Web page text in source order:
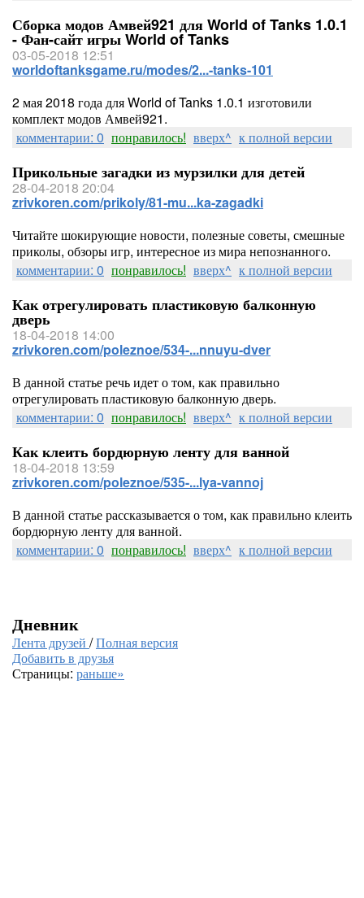
Сборка модов Амвей921 для World of Tanks 1.0.1
- Фан-сайт игры World of Tanks
03-05-2018 12:51
worldoftanksgame.ru/modes/2...-tanks-101
2 мая 2018 года для World of Tanks 1.0.1 изготовили
комплект модов Амвей921.
комментарии: 0 понравилось! вверх^ к полной версии
Прикольные загадки из мурзилки для детей
28-04-2018 20:04
zrivkoren.com/prikoly/81-mu...ka-zagadki
Читайте шокирующие новости, полезные советы, смешные
приколы, обзоры игр, интересное из мира непознанного.
комментарии: 0 понравилось! вверх^ к полной версии
Как отрегулировать пластиковую балконную
дверь
18-04-2018 14:00
zrivkoren.com/poleznoe/534-...nnuyu-dver
В данной статье речь идет о том, как правильно
отрегулировать пластиковую балконную дверь.
комментарии: 0 понравилось! вверх^ к полной версии
Как клеить бордюрную ленту для ванной
18-04-2018 13:59
zrivkoren.com/poleznoe/535-...lya-vannoj
В данной статье рассказывается о том, как правильно клеить
бордюрную ленту для ванной.
комментарии: 0 понравилось! вверх^ к полной версии
Дневник
Лента друзей /Полная версия
Добавить в друзья
Страницы: раньше»